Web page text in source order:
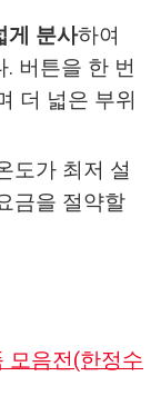
게 분사하여
버튼을 한 번
더 넓은 부위
도가 최저 설
금을 절약할
모음전(한정수